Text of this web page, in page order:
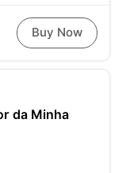
Buy Now
da Minha